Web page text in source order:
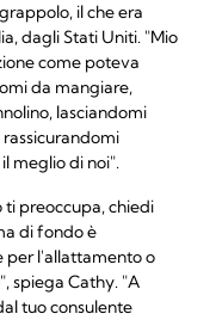
il che era
dagli Stati Uniti. "Mio
come poteva
da mangiare,
lasciandomi
meglio di noi".
ti preoccupa, chiedi
di fondo è
per l'allattamento o
spiega Cathy. "A
tuo consulente